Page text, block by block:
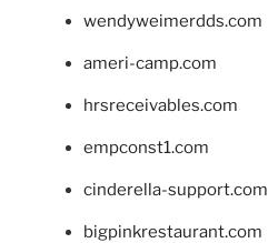
wendyweimerdds.com
ameri-camp.com
hrsreceivables.com
empconst1.com
cinderella-support.com
bigpinkrestaurant.com